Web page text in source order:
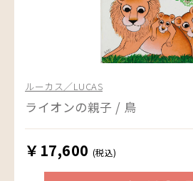
ルーカス／LUCAS
ライオンの親子 / 鳥
￥17,600 (税込)